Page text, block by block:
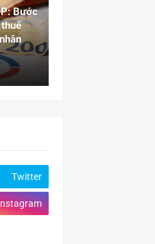
Bước
Twitter